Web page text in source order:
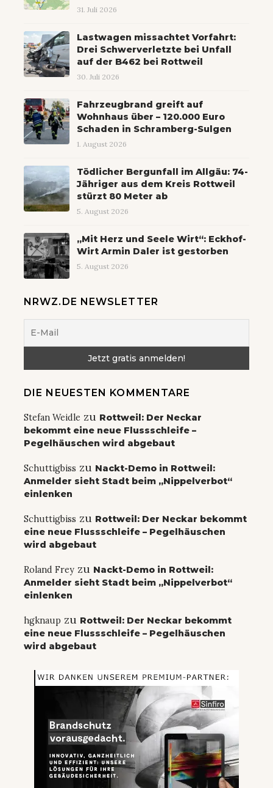
31. Juli 2026
Lastwagen missachtet Vorfahrt:
Drei Schwerverletzte bei Unfall
auf der B462 bei Rottweil
30. Juli 2026
Fahrzeugbrand greift auf
Wohnhaus über – 120.000 Euro
Schaden in Schramberg-Sulgen
1. August 2026
Tödlicher Bergunfall im Allgäu: 74-
Jähriger aus dem Kreis Rottweil
stürzt 80 Meter ab
5. August 2026
„Mit Herz und Seele Wirt“: Eckhof-
Wirt Armin Daler ist gestorben
5. August 2026
NRWZ.DE NEWSLETTER
DIE NEUESTEN KOMMENTARE
Stefan Weidle zu Rottweil: Der Neckar
bekommt eine neue Flussschleife –
Pegelhäuschen wird abgebaut
Schuttigbiss zu Nackt-Demo in Rottweil:
Anmelder sieht Stadt beim „Nippelverbot“
einlenken
Schuttigbiss zu Rottweil: Der Neckar bekommt
eine neue Flussschleife – Pegelhäuschen
wird abgebaut
Roland Frey zu Nackt-Demo in Rottweil:
Anmelder sieht Stadt beim „Nippelverbot“
einlenken
hgknaup zu Rottweil: Der Neckar bekommt
eine neue Flussschleife – Pegelhäuschen
wird abgebaut